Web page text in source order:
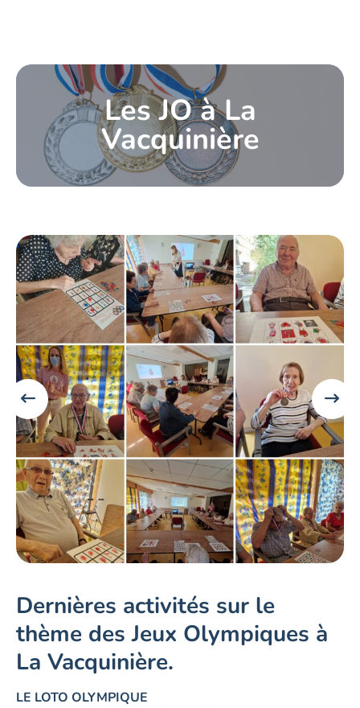
Les JO à La
Vacquinière
Dernières activités sur le
thème des Jeux Olympiques à
La Vacquinière.
LE LOTO OLYMPIQUE